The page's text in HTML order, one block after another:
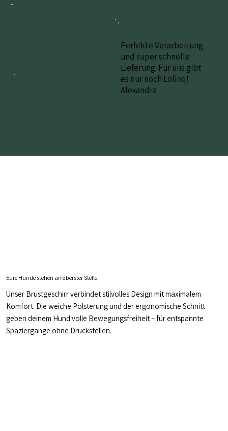
Perfekte Verarbeitung
und super schnelle
Lieferung. Für uns gibt
es nur noch Lolinq!
Alexandra
Eure Hunde stehen an oberster Stelle
Unser Brustgeschirr verbindet stilvolles Design mit maximalem
Komfort. Die weiche Polsterung und der ergonomische Schnitt
geben deinem Hund volle Bewegungsfreiheit – für entspannte
Spaziergänge ohne Druckstellen.